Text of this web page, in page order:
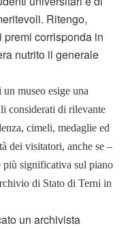
Ritengo,
premi corrisponda in
nutrito il generale
museo esige una
considerati di rilevante
cimeli, medaglie ed
dei visitatori, anche se –
più significativa sul piano
di Stato di Terni in
un archivista